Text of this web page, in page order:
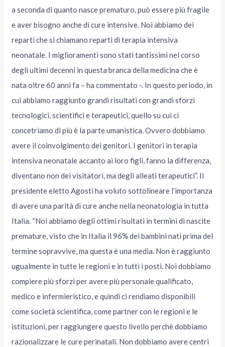
a seconda di quanto nasce prematuro, può essere più fragile
e aver bisogno anche di cure intensive. Noi abbiamo dei
reparti che si chiamano reparti di terapia intensiva
neonatale. I miglioramenti sono stati tantissimi nel corso
degli ultimi decenni in questa branca della medicina che è
nata oltre 60 anni fa – ha commentato -. In questo periodo, in
cui abbiamo raggiunto grandi risultati con grandi sforzi
tecnologici, scientifici e terapeutici, quello su cui ci
concetriamo di più è la parte umanistica. Ovvero dobbiamo
avere il coinvolgimento dei genitori. I genitori in terapia
intensiva neonatale accanto ai loro figli, fanno la differenza,
diventano non dei visitatori, ma degli alleati terapeutici”. Il
presidente eletto Agosti ha voluto sottolineare l’importanza
di avere una parità di cure anche nella neonatologia in tutta
Italia. “Noi abbiamo degli ottimi risultati in termini di nascite
premature, visto che in Italia il 96% dei bambini nati prima del
termine sopravvive, ma questa è una media. Non è raggiunto
ugualmente in tutte le regioni e in tutti i posti. Noi dobbiamo
compiere più sforzi per avere più personale qualificato,
medico e infermieristico, e quindi ci rendiamo disponibili
come società scientifica, come partner con le regioni e le
istituzioni, per raggiungere questo livello perchè dobbiamo
razionalizzare le cure perinatali. Non dobbiamo avere centri